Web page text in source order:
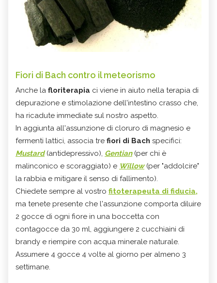
Fiori di Bach contro il meteorismo
Anche la floriterapia ci viene in aiuto nella terapia di
depurazione e stimolazione dell'intestino crasso che,
ha ricadute immediate sul nostro aspetto.
In aggiunta all'assunzione di cloruro di magnesio e
fermenti lattici, associa tre fiori di Bach specifici:
Mustard(antidepressivo), Gentian(per chi è
malinconico e scoraggiato) e Willow(per "addolcire"
la rabbia e mitigare il senso di fallimento).
Chiedete sempre al vostro fitoterapeuta di fiducia,
ma tenete presente che l'assunzione comporta diluire
2 gocce di ogni fiore in una boccetta con
contagocce da 30 ml, aggiungere 2 cucchiaini di
brandy e riempire con acqua minerale naturale.
Assumere 4 gocce 4 volte al giorno per almeno 3
settimane.